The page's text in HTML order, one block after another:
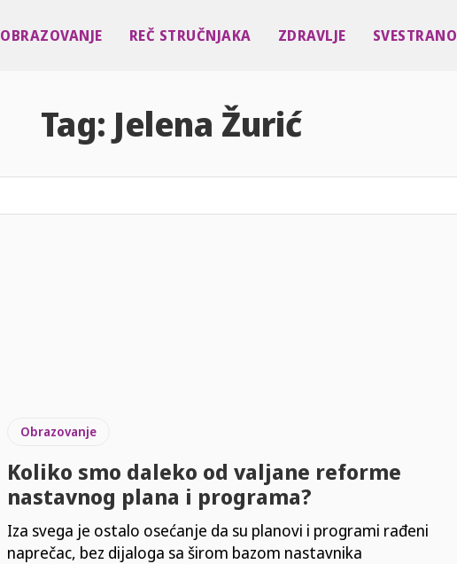
OBRAZOVANJE REČ STRUČNJAKA ZDRAVLJE SVESTRANO
Tag: Jelena Žurić
Obrazovanje
Koliko smo daleko od valjane reforme
nastavnog plana i programa?
Iza svega je ostalo osećanje da su planovi i programi rađeni
naprečac, bez dijaloga sa širom bazom nastavnika